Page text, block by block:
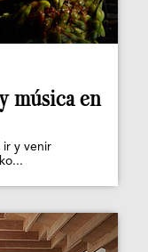
música en
ir y venir